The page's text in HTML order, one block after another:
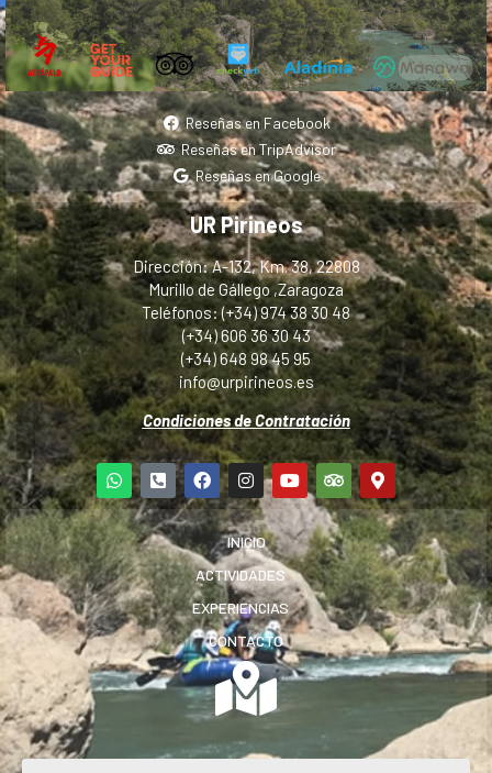
Reseñas en Facebook
Reseñas en TripAdvisor
Reseñas en Google
UR Pirineos
Dirección: A-132, Km. 38, 22808
Murillo de Gállego ,Zaragoza
Teléfonos: (+34) 974 38 30 48
(+34) 606 36 30 43
(+34) 648 98 45 95
info@urpirineos.es
Condiciones de Contratación
INICIO
ACTIVIDADES
EXPERIENCIAS
CONTACTO